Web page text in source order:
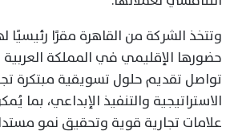
وتتخذ الشركة من القاهرة مقرًا رئيسيًا
حضورها الإقليمي في المملكة
تواصل تقديم حلول تسويقية مبتكرة
الاستراتيجية والتنفيذ الإبداعي، بما
علامات تجارية قوية وتحقيق نمو